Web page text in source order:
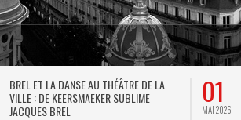
BREL ET LA DANSE AU THÉÂTRE DE LA
VILLE : DE KEERSMAEKER SUBLIME
JACQUES BREL
01
MAI 2026